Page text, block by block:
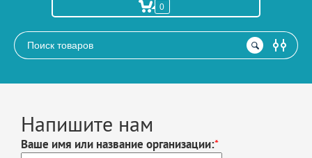
0
Напишите нам
Ваше имя или название организации:*